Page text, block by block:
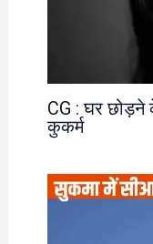
CG : घर छोड़ने
कुकर्म